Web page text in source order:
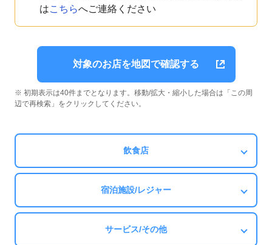
はこちらへご連絡ください
対象のお店を地図で確認する
※ 初期表示は40件までとなります。移動/拡大・縮小した場合は「この周
辺で再検索」をクリックしてください。
飲食店
宿泊施設/レジャー
サービス/その他